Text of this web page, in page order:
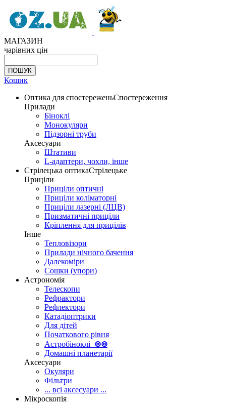
МАГАЗИН
чарівних цін
Кошик
Оптика для спостереженьСпостереження
Прилади
Біноклі
Монокуляри
Підзорні труби
Аксесуари
Штативи
L-адаптери, чохли, інше
Стрілецька оптикаСтрілецьке
Приціли
Приціли оптичні
Приціли коліматорні
Приціли лазерні (ЛЦВ)
Призматичні приціли
Кріплення для прицілів
Інше
Тепловізори
Прилади нічного бачення
Далекоміри
Сошки (упори)
Астрономія
Телескопи
Рефрактори
Рефлектори
Катадіоптрики
Для дітей
Початкового рівня
Астробіноклі ⊚⊚
Домашні планетарії
Аксесуари
Окуляри
Фільтри
... всі аксесуари ...
Мікроскопія